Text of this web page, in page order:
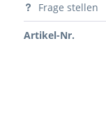
Frage stellen
Artikel-Nr.